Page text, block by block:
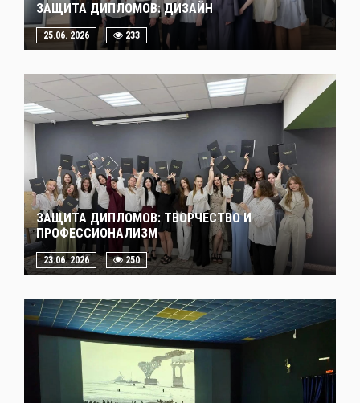
ЗАЩИТА ДИПЛОМОВ: ДИЗАЙН
25.06. 2026 233
ЗАЩИТА ДИПЛОМОВ: ТВОРЧЕСТВО И
ПРОФЕССИОНАЛИЗМ
23.06. 2026 250